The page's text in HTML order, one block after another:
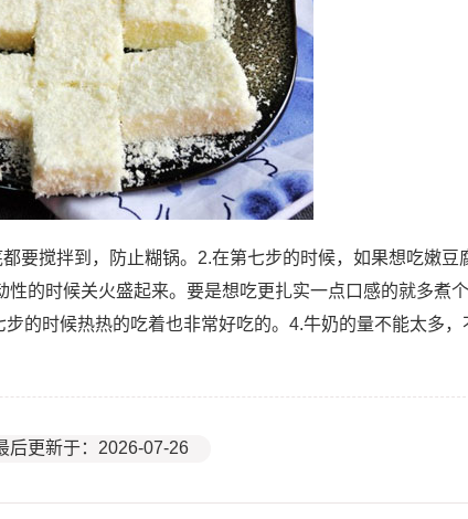
要搅拌到，防止糊锅。2.在第七步的时候，如果想吃嫩豆
的时候关火盛起来。要是想吃更扎实一点口感的就多煮
的时候热热的吃着也非常好吃的。4.牛奶的量不能太多，
后更新于：2026-07-26